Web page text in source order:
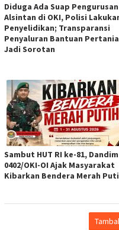
Diduga Ada Suap Pengurusan
Alsintan di OKI, Polisi
Penyelidikan; Transparansi
Penyaluran Bantuan
Jadi Sorotan
Sambut HUT RI ke-81, Dandim
0402/OKI-OI Ajak Masyarakat
Kibarkan Bendera Merah